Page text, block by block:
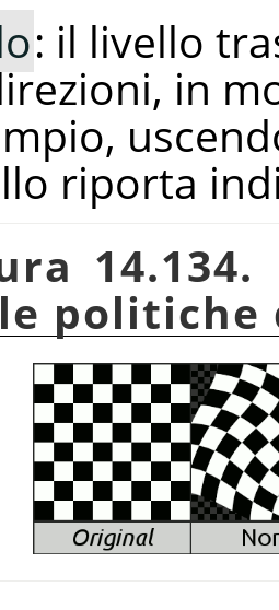
: il livello
in
riporta
politiche